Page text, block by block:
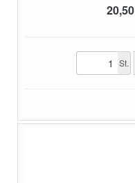
20,50
St.